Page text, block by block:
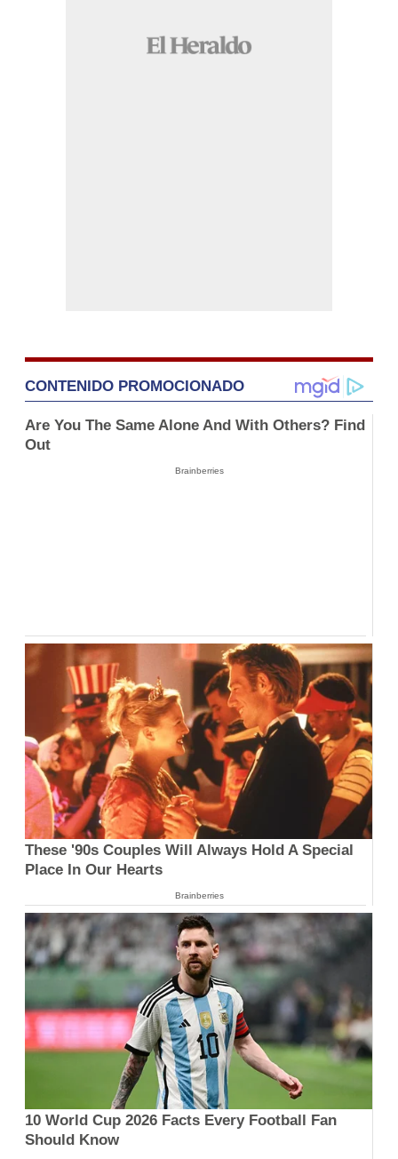
CONTENIDO PROMOCIONADO
Are You The Same Alone And With Others? Find
Out
Brainberries
These '90s Couples Will Always Hold A Special
Place In Our Hearts
Brainberries
10 World Cup 2026 Facts Every Football Fan
Should Know